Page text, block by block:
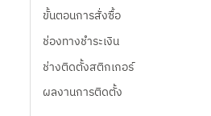
ขั้นตอนการสั่งซื้อ
ช่องทางชำระเงิน
ช่างติดตั้งสติกเกอร์
ผลงานการติดตั้ง